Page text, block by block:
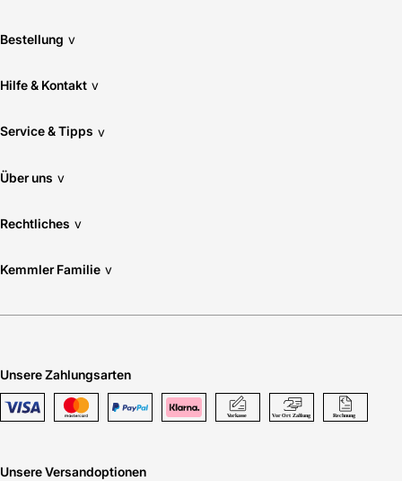
Bestellung v
Hilfe & Kontakt v
Service & Tipps v
Über uns v
Rechtliches v
Kemmler Familie v
Unsere Zahlungsarten
Unsere Versandoptionen